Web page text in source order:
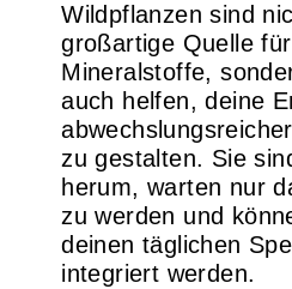
Wildpflanzen sind
großartige Quelle
Mineralstoffe,
auch helfen, deine
zu gestalten. Sie
herum, warten nur
zu werden und
deinen täglichen
integriert werden.